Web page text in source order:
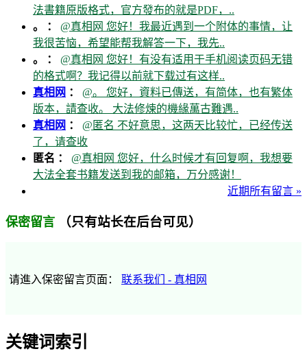
法書籍原版格式，官方發布的就是PDF，..
。 ： @真相网 您好！我最近遇到一个附体的事情，让
我很苦恼，希望能帮我解答一下，我先..
。 ： @真相网 您好！有没有适用于手机阅读页码无错
的格式啊？我记得以前就下载过有这样..
真相网 ： @。 您好，資料已傳送，有简体，也有繁体
版本，請查收。 大法修煉的機緣萬古難遇..
真相网 ： @匿名 不好意思，这两天比较忙，已经传送
了，请查收
匿名 ： @真相网 您好，什么时候才有回复啊，我想要
大法全套书籍发送到我的邮箱，万分感谢！
近期所有留言 »
保密留言 （只有站长在后台可见）
请進入保密留言页面： 联系我们 - 真相网
关键词索引